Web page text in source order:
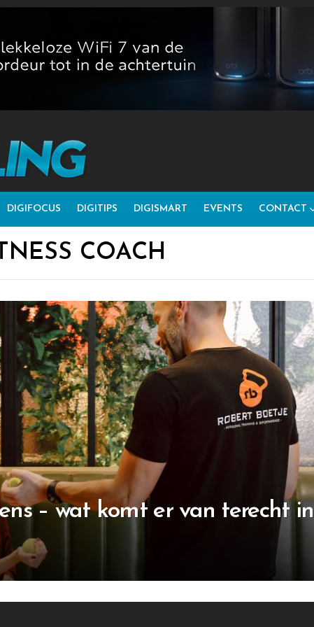
DIGIFOCUS DIGITIPS DIGISMART EVENTS CONTACT
COACH
– wat komt er van terecht in